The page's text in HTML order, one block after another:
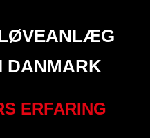
DANMARK
ERFARING